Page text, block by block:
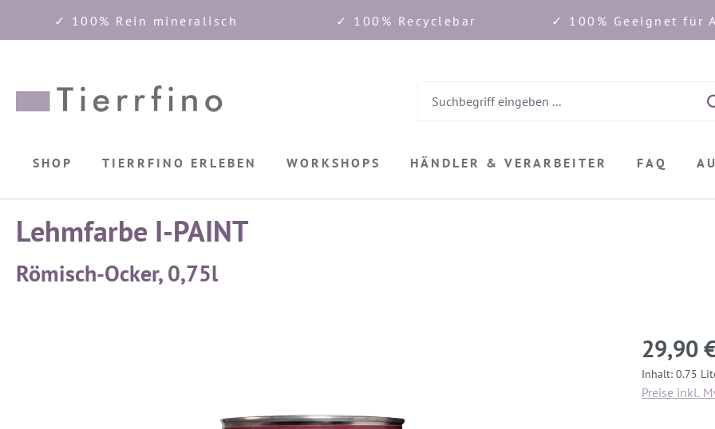
✓ 100% Rein mineralisch ✓ 100% Recyclebar ✓ 100% Geeignet für
Zur Hauptnavigation springen
SHOP TIERRFINO ERLEBEN WORKSHOPS HÄNDLER & VERARBEITER FAQ
Lehmfarbe I-PAINT
Römisch-Ocker, 0,75l
29,90
Inhalt: 0.75
Preise inkl.